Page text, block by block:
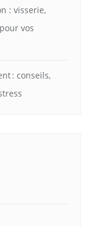
: visserie,
vos
: conseils,